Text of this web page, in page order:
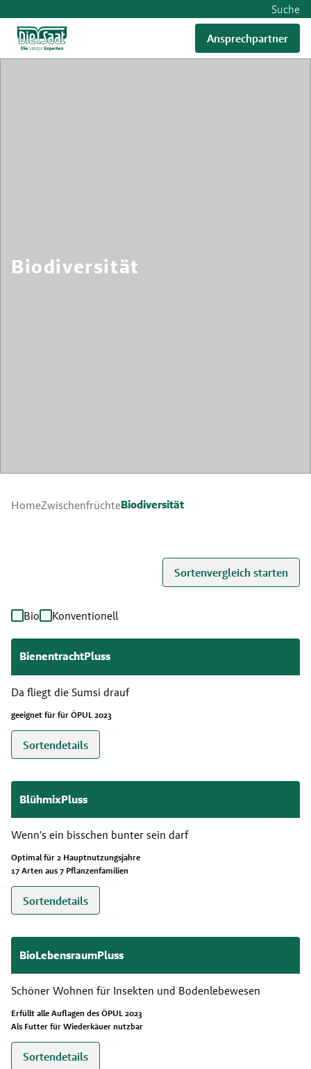
Suche
Ansprechpartner
Biodiversität
HomeZwischenfrüchteBiodiversität
Sortenvergleich starten
Bio Konventionell
BienentrachtPluss
Da fliegt die Sumsi drauf
geeignet für für ÖPUL 2023
Sortendetails
BlühmixPluss
Wenn's ein bisschen bunter sein darf
Optimal für 2 Hauptnutzungsjahre
17 Arten aus 7 Pflanzenfamilien
Sortendetails
BioLebensraumPluss
Schöner Wohnen für Insekten und Bodenlebewesen
Erfüllt alle Auflagen des ÖPUL 2023
Als Futter für Wiederkäuer nutzbar
Sortendetails